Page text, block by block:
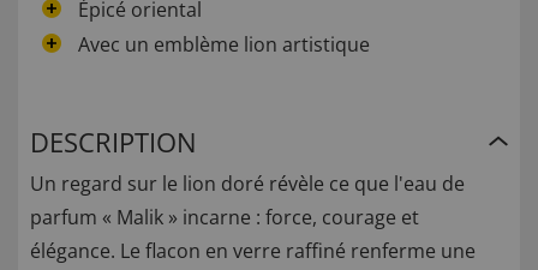
Épicé oriental
Avec un emblème lion artistique
DESCRIPTION
Un regard sur le lion doré révèle ce que l'eau de
parfum « Malik » incarne : force, courage et
élégance. Le flacon en verre raffiné renferme une